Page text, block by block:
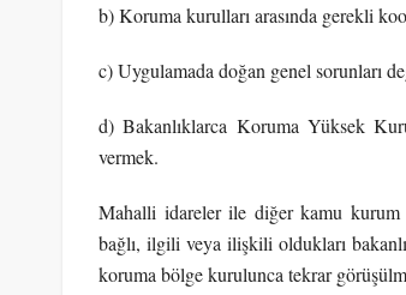
b) Koruma kurulları arasında gerekli
c) Uygulamada doğan genel sorunları
d) Bakanlıklarca Koruma Yüksek
vermek.
Mahalli idareler ile diğer kamu kurum
bağlı, ilgili veya ilişkili oldukları
koruma bölge kurulunca tekrar